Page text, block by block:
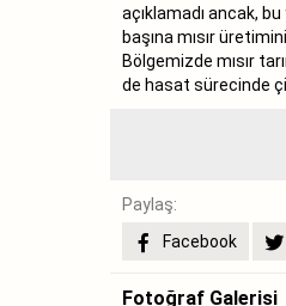
açıklamadı ancak,
başına mısır
Bölgemizde mısır
de hasat sürecinde
Paylaş:
Facebook
Fotoğraf Galerisi